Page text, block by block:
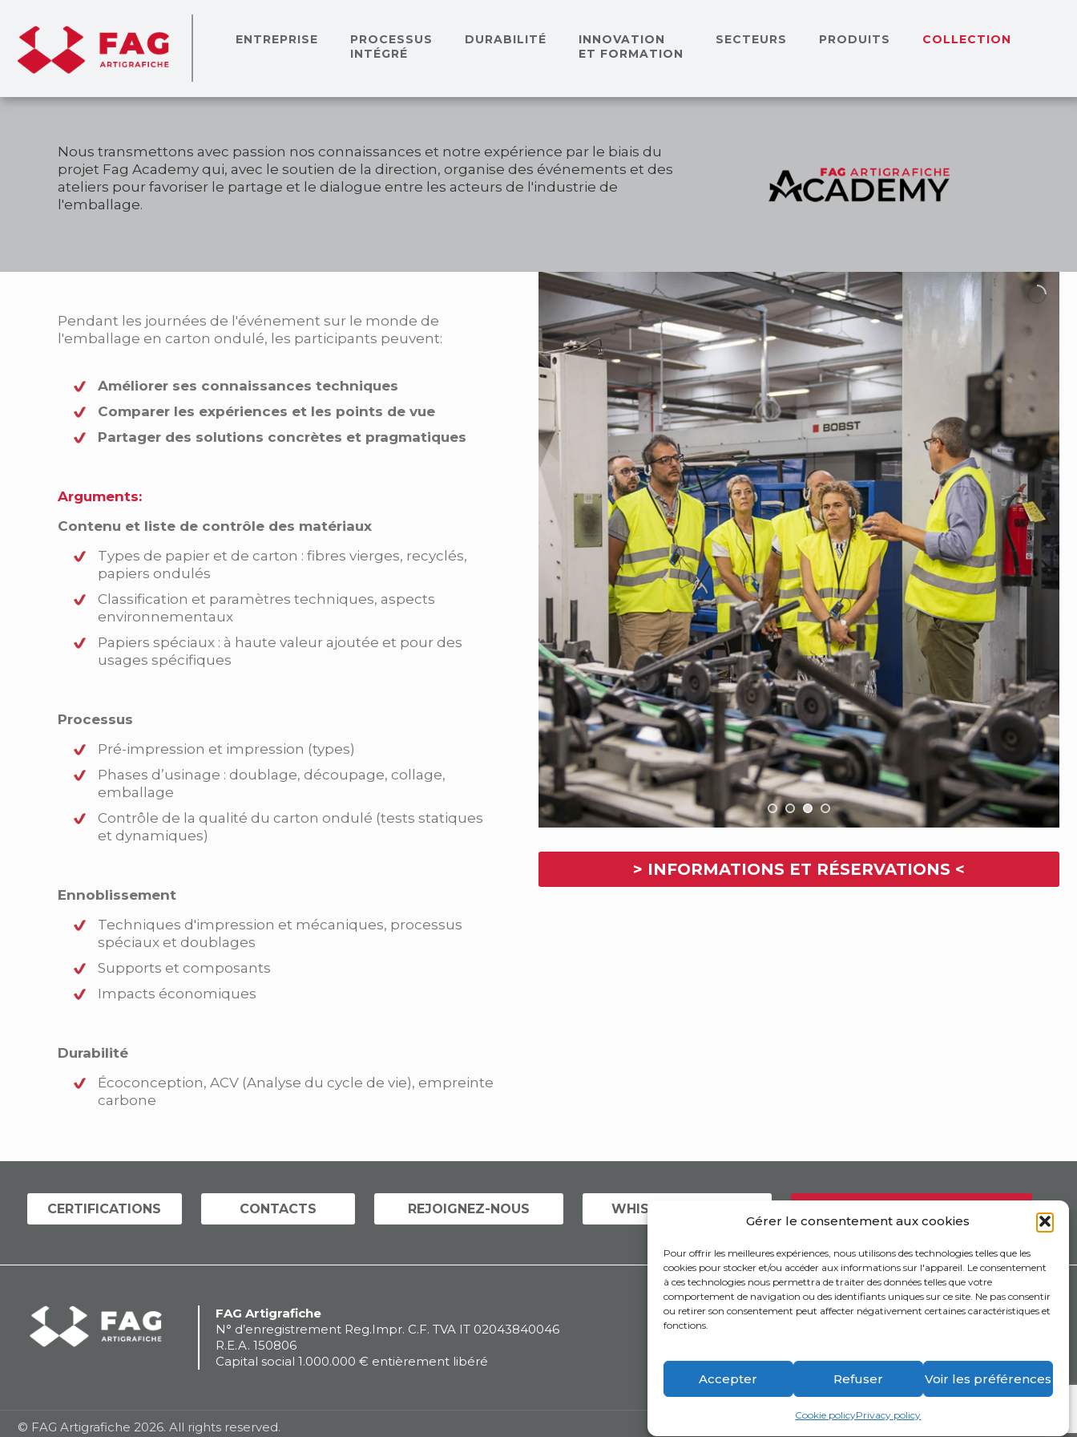
Gérer le consentement aux cookies
Pour offrir les meilleures expériences, nous utilisons des technologies telles que les
cookies pour stocker et/ou accéder aux informations sur l'appareil. Le consentement
à ces technologies nous permettra de traiter des données telles que votre
comportement de navigation ou des identifiants uniques sur ce site. Ne pas consentir
ou retirer son consentement peut affecter négativement certaines caractéristiques et
fonctions.
Accepter Refuser Voir les préférences
Cookie policyPrivacy policy
ENTREPRISE
PROCESSUS
INTÉGRÉ
DURABILITÉ
INNOVATION
ET FORMATION
SECTEURS PRODUITS COLLECTION
Nous transmettons avec passion nos connaissances et notre expérience par le biais du
projet Fag Academy qui, avec le soutien de la direction, organise des événements et des
ateliers pour favoriser le partage et le dialogue entre les acteurs de l'industrie de
l'emballage.
Pendant les journées de l'événement sur le monde de
l'emballage en carton ondulé, les participants peuvent:
Améliorer ses connaissances techniques
Comparer les expériences et les points de vue
Partager des solutions concrètes et pragmatiques
Arguments:
Contenu et liste de contrôle des matériaux
Types de papier et de carton : fibres vierges, recyclés,
papiers ondulés
Classification et paramètres techniques, aspects
environnementaux
Papiers spéciaux : à haute valeur ajoutée et pour des
usages spécifiques
Processus
Pré-impression et impression (types)
Phases d’usinage : doublage, découpage, collage,
emballage
Contrôle de la qualité du carton ondulé (tests statiques
et dynamiques)
Ennoblissement
Techniques d'impression et mécaniques, processus
spéciaux et doublages
Supports et composants
Impacts économiques
Durabilité
Écoconception, ACV (Analyse du cycle de vie), empreinte
carbone
> INFORMATIONS ET RÉSERVATIONS <
CERTIFICATIONS CONTACTS REJOIGNEZ-NOUS WHISTLEBLOWING
FAG Artigrafiche
N° d’enregistrement Reg.Impr. C.F. TVA IT 02043840046
R.E.A. 150806
Capital social 1.000.000 € entièrement libéré
FOLLOW US
© FAG Artigrafiche 2026. All rights reserved.